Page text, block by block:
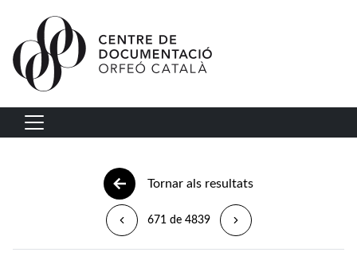
Vés al contingut
Navegació principal
Tornar als resultats
671 de 4839